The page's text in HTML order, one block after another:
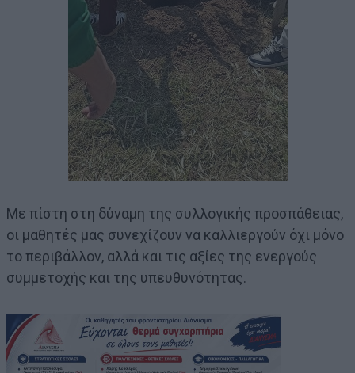
Με πίστη στη δύναμη της συλλογικής προσπάθειας,
οι μαθητές μας συνεχίζουν να καλλιεργούν όχι μόνο
το περιβάλλον, αλλά και τις αξίες της ενεργούς
συμμετοχής και της υπευθυνότητας.